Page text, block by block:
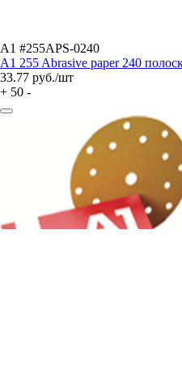
A1 #255APS-0240
A1 255 Abrasive paper 240
33.77 руб./шт
+ 50 -